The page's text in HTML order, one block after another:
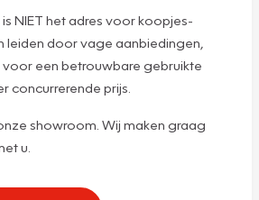
NIET het adres voor koopjes-
leiden door vage aanbiedingen,
voor een betrouwbare gebruikte
concurrerende prijs.
showroom. Wij maken graag
u.